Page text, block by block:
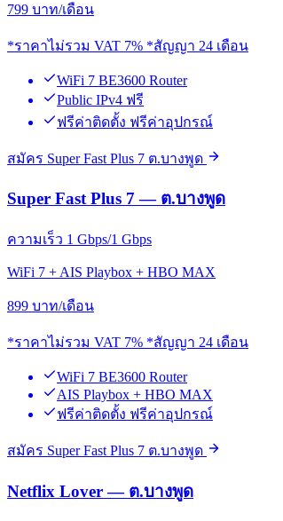
799 บาท/เดือน
*ราคาไม่รวม VAT 7% *สัญญา 24 เดือน
WiFi 7 BE3600 Router
Public IPv4 ฟรี
ฟรีค่าติดตั้ง ฟรีค่าอุปกรณ์
สมัคร Super Fast Plus 7 ต.บางพูด
Super Fast Plus 7 — ต.บางพูด
ความเร็ว 1 Gbps/1 Gbps
WiFi 7 + AIS Playbox + HBO MAX
899 บาท/เดือน
*ราคาไม่รวม VAT 7% *สัญญา 24 เดือน
WiFi 7 BE3600 Router
AIS Playbox + HBO MAX
ฟรีค่าติดตั้ง ฟรีค่าอุปกรณ์
สมัคร Super Fast Plus 7 ต.บางพูด
Netflix Lover — ต.บางพูด